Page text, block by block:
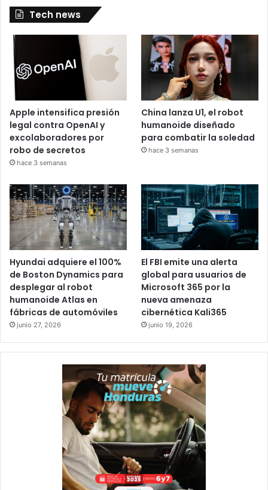
Tech news
Apple intensifica presión
legal contra OpenAI y
excolaboradores por
robo de secretos
hace 3 semanas
China lanza U1, el robot
humanoide diseñado
para combatir la soledad
hace 3 semanas
Hyundai adquiere el 100%
de Boston Dynamics para
desplegar al robot
humanoide Atlas en
fábricas de automóviles
junio 27, 2026
El FBI emite una alerta
global para usuarios de
Microsoft 365 por la
nueva amenaza
cibernética Kali365
junio 19, 2026